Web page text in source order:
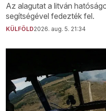
Az alagutat a litván
segítségével fedezték fel.
KÜLFÖLD2026. aug. 5. 21:34